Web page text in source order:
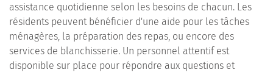
assistance quotidienne selon les besoins de chacun. Les
résidents peuvent bénéficier d'une aide pour les tâches
ménagères, la préparation des repas, ou encore des
services de blanchisserie. Un personnel attentif est
disponible sur place pour répondre aux questions et